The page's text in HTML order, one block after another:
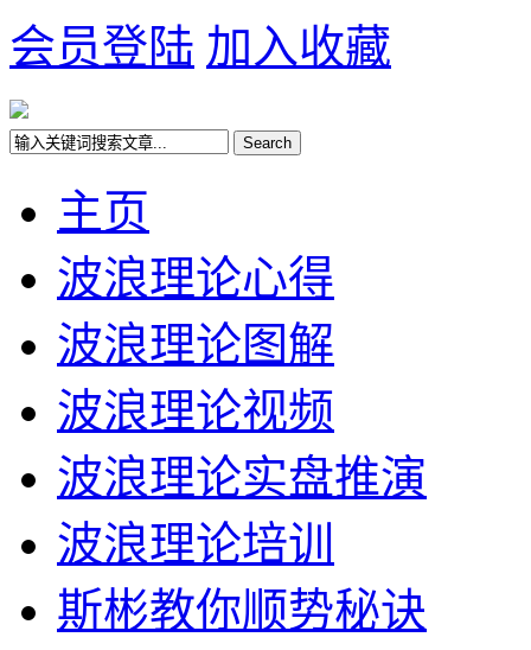
会员登陆 加入收藏
主页
波浪理论心得
波浪理论图解
波浪理论视频
波浪理论实盘推演
波浪理论培训
斯彬教你顺势秘诀